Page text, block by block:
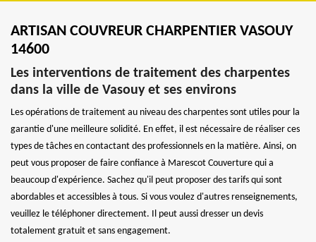
ARTISAN COUVREUR CHARPENTIER VASOUY
14600
Les interventions de traitement des charpentes
dans la ville de Vasouy et ses environs
Les opérations de traitement au niveau des charpentes sont utiles pour la
garantie d'une meilleure solidité. En effet, il est nécessaire de réaliser ces
types de tâches en contactant des professionnels en la matière. Ainsi, on
peut vous proposer de faire confiance à Marescot Couverture qui a
beaucoup d'expérience. Sachez qu'il peut proposer des tarifs qui sont
abordables et accessibles à tous. Si vous voulez d'autres renseignements,
veuillez le téléphoner directement. Il peut aussi dresser un devis
totalement gratuit et sans engagement.